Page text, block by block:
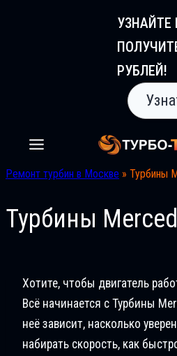
УЗНАЙТЕ
РУБЛЕЙ!
Ремонт турбин в Москве » Турбины
Турбины
Хотите, чтобы двигатель
Всё начинается с Турбины
неё зависит, насколько
набирать скорость, как